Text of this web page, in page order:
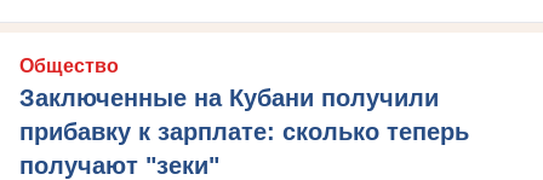
Общество
Заключенные на Кубани получили
прибавку к зарплате: сколько теперь
получают "зеки"